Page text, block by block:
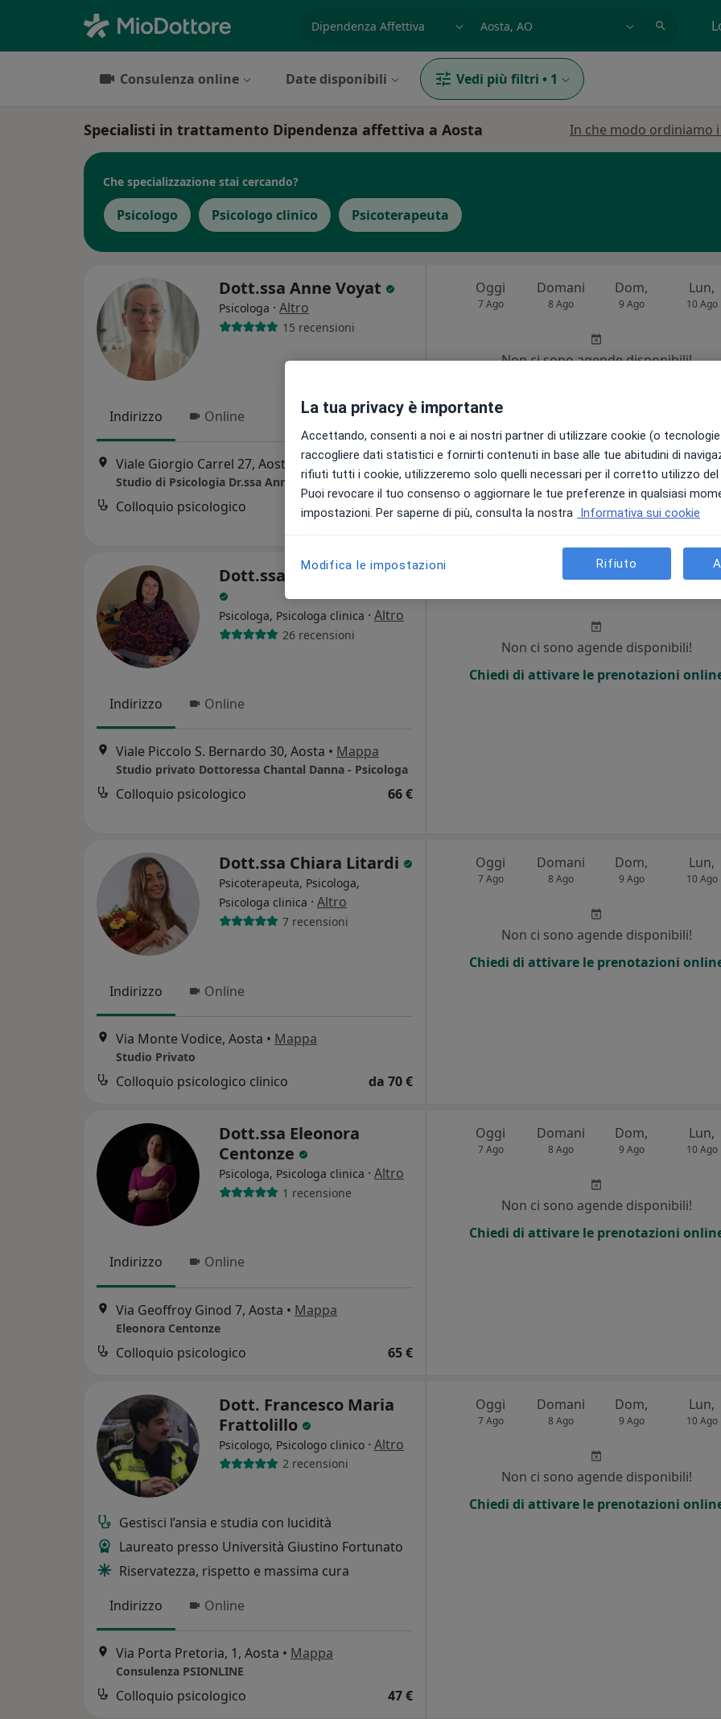
Consulenza online Date disponibili Vedi più filtri • 1
Specialisti in trattamento Dipendenza affettiva a Aosta In che modo ordiniamo
Che specializzazione stai cercando?
Psicologo Psicologo clinico Psicoterapeuta
Dott.ssa Anne Voyat
Psicologa · Altro
15 recensioni
Indirizzo Online
Viale Giorgio Carrel 27, Aosta Mappa
Studio di Psicologia Dr.ssa Anne Voyat
Colloquio psicologico 70 €
Oggi
7 Ago
Domani
8 Ago
Dom,
9 Ago
Lun,
10 Ago
Non ci sono agende disponibili!
Dott.ssa Chantal Danna
Psicologa, Psicologa clinica · Altro
26 recensioni
Indirizzo Online
Viale Piccolo S. Bernardo 30, Aosta • Mappa
Studio privato Dottoressa Chantal Danna - Psicologa
Colloquio psicologico 66 €
Domani
Non ci sono agende disponibili!
Chiedi di attivare le prenotazioni
Dott.ssa Chiara Litardi
Psicoterapeuta, Psicologa,
Psicologa clinica · Altro
7 recensioni
Indirizzo Online
Via Monte Vodice, Aosta • Mappa
Studio Privato
Colloquio psicologico clinico da 70 €
Oggi
7 Ago
Domani
8 Ago
Dom,
9 Ago
Lun,
10 Ago
Non ci sono agende disponibili!
Chiedi di attivare le prenotazioni
Dott.ssa Eleonora
Centonze
Psicologa, Psicologa clinica · Altro
1 recensione
Indirizzo Online
Via Geoffroy Ginod 7, Aosta • Mappa
Eleonora Centonze
Colloquio psicologico 65 €
Oggi
7 Ago
Domani
8 Ago
Dom,
9 Ago
Lun,
10 Ago
Non ci sono agende disponibili!
Chiedi di attivare le prenotazioni
Dott. Francesco Maria
Frattolillo
Psicologo, Psicologo clinico · Altro
2 recensioni
Gestisci l’ansia e studia con lucidità
Laureato presso Università Giustino Fortunato
Riservatezza, rispetto e massima cura
Indirizzo
Online
Via Porta Pretoria, 1, Aosta • Mappa
Consulenza PSIONLINE
Colloquio psicologico 47 €
Oggi
7 Ago
Domani
8 Ago
Dom,
9 Ago
Lun,
10 Ago
Non ci sono agende disponibili!
Chiedi di attivare le prenotazioni
La tua privacy è importante
Accettando, consenti a noi e ai nostri partner di utilizzare cookie (o
raccogliere dati statistici e fornirti contenuti in base alle tue abitudini di
rifiuti tutti i cookie, utilizzeremo solo quelli necessari per il corretto utilizzo
Puoi revocare il tuo consenso o aggiornare le tue preferenze in qualsiasi
impostazioni. Per saperne di più, consulta la nostra Informativa sui cookie
Modifica le impostazioni Rifiuto